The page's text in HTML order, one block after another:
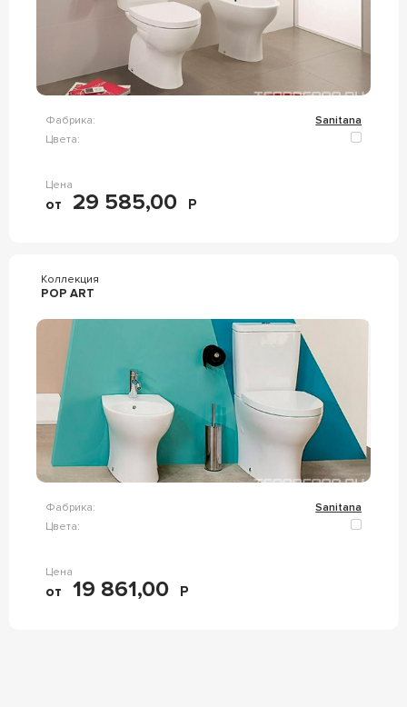
Фабрика:
Sanitana
Цвета:
Цена
от 29 585,00 Р
Коллекция
POP ART
Фабрика:
Sanitana
Цвета:
Цена
от 19 861,00 Р